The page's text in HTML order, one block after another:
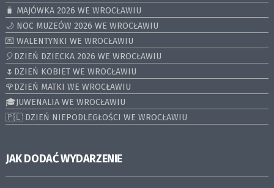
🧳 MAJÓWKA 2026 WE WROCŁAWIU
🌙 NOC MUZEÓW 2026 WE WROCŁAWIU
💌 WALENTYNKI WE WROCŁAWIU
🎈DZIEŃ DZIECKA 2026 WE WROCŁAWIU
🌷DZIEŃ KOBIET WE WROCŁAWIU
🌹DZIEŃ MATKI WE WROCŁAWIU
🎓JUWENALIA WE WROCŁAWIU
🇵🇱 DZIEŃ NIEPODLEGŁOŚCI WE WROCŁAWIU
JAK DODAĆ WYDARZENIE